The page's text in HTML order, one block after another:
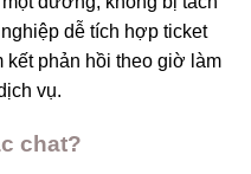
dễ tích hợp ticket
kết phản hồi theo giờ làm
vụ.
chat?